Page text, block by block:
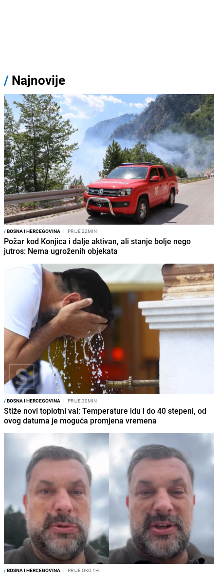
/ Najnovije
/BOSNA I HERCEGOVINA I PRIJE 22MIN
Požar kod Konjica i dalje aktivan, ali stanje bolje nego
jutros: Nema ugroženih objekata
/BOSNA I HERCEGOVINA I PRIJE 30MIN
Stiže novi toplotni val: Temperature idu i do 40 stepeni, od
ovog datuma je moguća promjena vremena
/BOSNA I HERCEGOVINA I PRIJE OKO 1H